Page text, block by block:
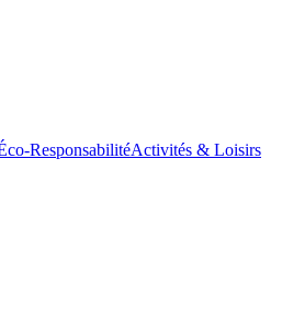
ResponsabilitéActivités & Loisirs